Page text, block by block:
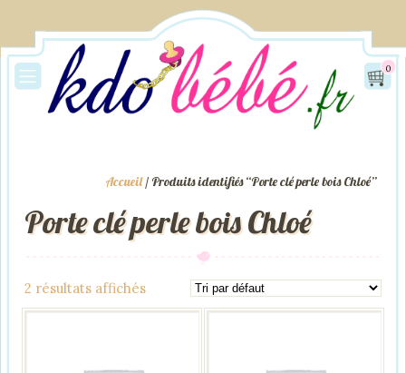
0
Accueil/ Produits identifiés “Porte clé perle bois Chloé”
Porte clé perle bois Chloé
2 résultats affichés